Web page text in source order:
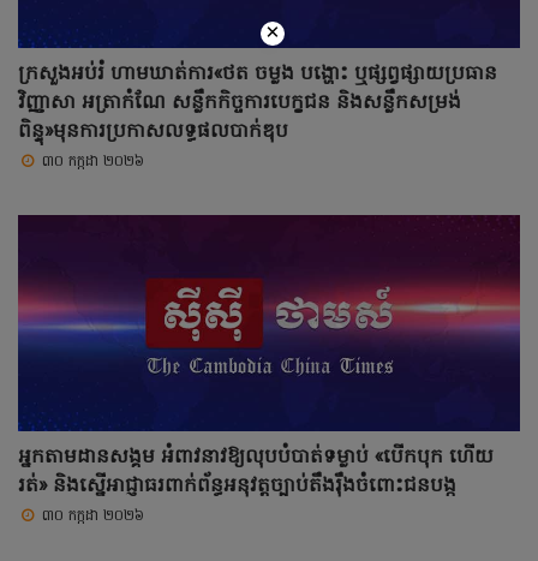
ក្រសួងអប់រំ ហាមឃាត់ការ«ថត ចម្លង បង្ហោះ ឬផ្សព្វផ្សាយប្រធាន
វិញ្ញាសា អត្រាកំណែ សន្លឹកកិច្ចការបេក្ខជន និងសន្លឹកសម្រង់
ពិន្ទុ»មុនការប្រកាសលទ្ធផលបាក់ឌុប
៣០ កក្កដា ២០២៦
អ្នកតាមដានសង្គម អំពាវនាវឱ្យលុបបំបាត់ទម្លាប់ «បើកបុក ហើយ
រត់» និងស្នើអាជ្ញាធរពាក់ព័ន្ធអនុវត្តច្បាប់តឹងរ៉ឹងចំពោះជនបង្ក
៣០ កក្កដា ២០២៦
×